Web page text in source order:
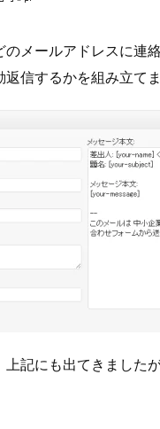
メールアドレスに連
信するかを組み立てま
記にも出てきました